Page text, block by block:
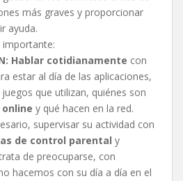
más graves y proporcionar
ayuda.
Hablar cotidianamente con
estar al día de las aplicaciones,
que utilizan, quiénes son
y qué hacen en la red.
supervisar su actividad con
de control parental y
de preocuparse, con
hacemos con su día a día en el